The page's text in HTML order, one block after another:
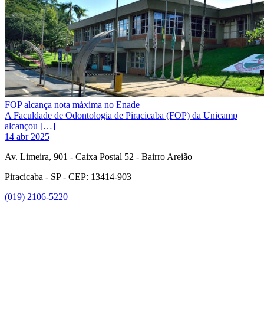
FOP alcança nota máxima no Enade
A Faculdade de Odontologia de Piracicaba (FOP) da Unicamp
alcançou […]
14 abr 2025
Av. Limeira, 901 - Caixa Postal 52 - Bairro Areião
Piracicaba - SP - CEP: 13414-903
(019) 2106-5220